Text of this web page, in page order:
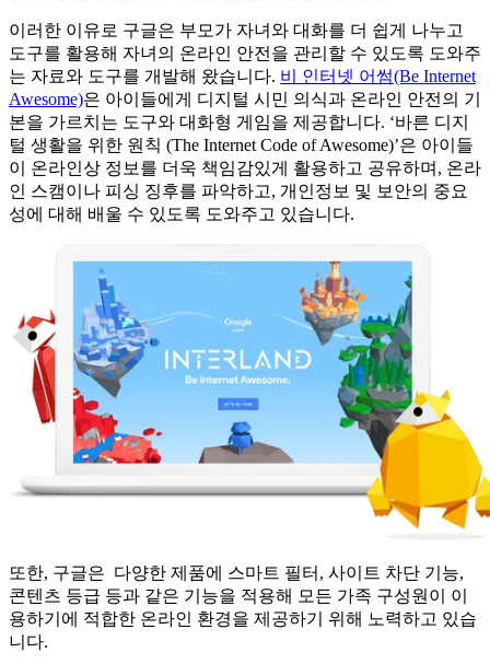
이러한 이유로 구글은 부모가 자녀와 대화를 더 쉽게 나누고
도구를 활용해 자녀의 온라인 안전을 관리할 수 있도록 도와주
는 자료와 도구를 개발해 왔습니다. 비 인터넷 어썸(Be Internet
Awesome)은 아이들에게 디지털 시민 의식과 온라인 안전의 기
본을 가르치는 도구와 대화형 게임을 제공합니다. ‘바른 디지
털 생활을 위한 원칙 (The Internet Code of Awesome)’은 아이들
이 온라인상 정보를 더욱 책임감있게 활용하고 공유하며, 온라
인 스캠이나 피싱 징후를 파악하고, 개인정보 및 보안의 중요
성에 대해 배울 수 있도록 도와주고 있습니다.
또한, 구글은 다양한 제품에 스마트 필터, 사이트 차단 기능,
콘텐츠 등급 등과 같은 기능을 적용해 모든 가족 구성원이 이
용하기에 적합한 온라인 환경을 제공하기 위해 노력하고 있습
니다.